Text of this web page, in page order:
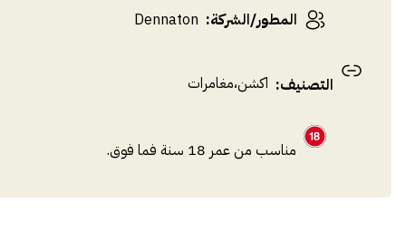
المطور/الشركة:
Dennaton
التصنيف: اكشن،مغامرات
مناسب من عمر 18 سنة فما فوق.